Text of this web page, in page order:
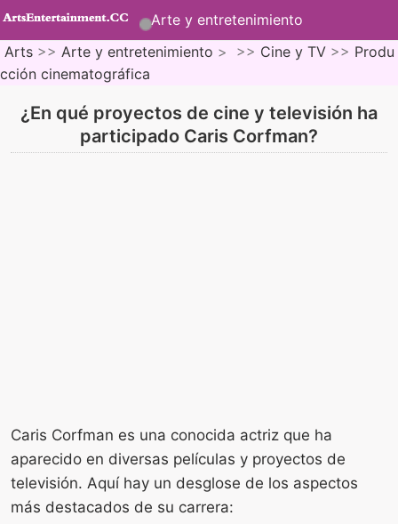
Arte y entretenimiento
Arts >> Arte y entretenimiento > >> Cine y TV >> Produ
cción cinematográfica
¿En qué proyectos de cine y televisión ha
participado Caris Corfman?
Caris Corfman es una conocida actriz que ha
aparecido en diversas películas y proyectos de
televisión. Aquí hay un desglose de los aspectos
más destacados de su carrera: